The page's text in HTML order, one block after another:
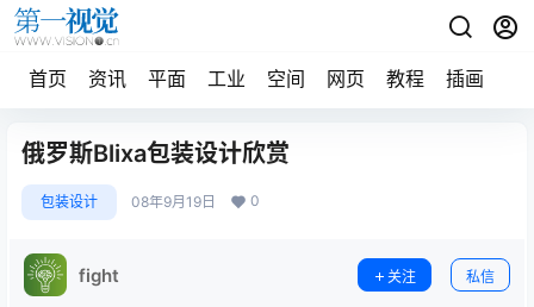
首页 资讯 平面 工业 空间 网页 教程 插画
俄罗斯Blixa包装设计欣赏
包装设计 08年9月19日 0
fight 关注 私信